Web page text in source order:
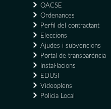
OACSE
Ordenances
Perfil del contractant
Eleccions
Ajudes i subvencions
Portal de transparència
Instal·lacions
EDUSI
Videoplens
Policia Local